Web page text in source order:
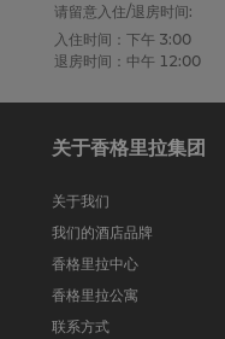
请留意入住/退房时间:
入住时间：下午 3:00
退房时间：中午 12:00
关于香格里拉集团
关于我们
我们的酒店品牌
香格里拉中心
香格里拉公寓
联系方式